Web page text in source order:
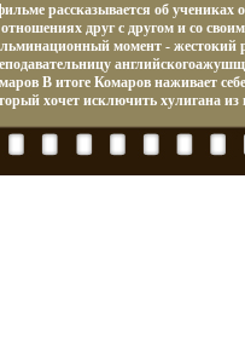
рассказывается об
друг с другом и со
момент - жестокий
В итоге Комаров наживает
хочет исключить хулигана